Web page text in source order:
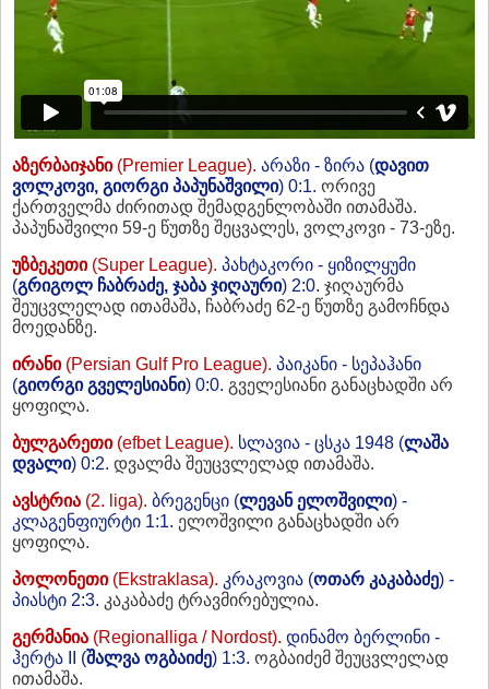
აზერბაიჯანი (Premier League). არაზი - ზირა (დავით
ვოლკოვი, გიორგი პაპუნაშვილი) 0:1. ორივე
ქართველმა ძირითად შემადგენლობაში ითამაშა.
პაპუნაშვილი 59-ე წუთზე შეცვალეს, ვოლკოვი - 73-ეზე.
უზბეკეთი (Super League). პახტაკორი - ყიზილყუმი
(გრიგოლ ჩაბრაძე, ჯაბა ჯიღაური) 2:0. ჯიღაურმა
შეუცვლელად ითამაშა, ჩაბრაძე 62-ე წუთზე გამოჩნდა
მოედანზე.
ირანი(Persian Gulf Pro League). პაიკანი - სეპაჰანი
(გიორგი გველესიანი) 0:0. გველესიანი განაცხადში არ
ყოფილა.
ბულგარეთი(efbet League). სლავია - ცსკა 1948 (ლაშა
დვალი) 0:2. დვალმა შეუცვლელად ითამაშა.
ავსტრია (2. liga). ბრეგენცი (ლევან ელოშვილი) -
კლაგენფიურტი 1:1. ელოშვილი განაცხადში არ
ყოფილა.
პოლონეთი (Ekstraklasa). კრაკოვია (ოთარ კაკაბაძე) -
პიასტი 2:3. კაკაბაძე ტრავმირებულია.
გერმანია (Regionalliga / Nordost). დინამო ბერლინი -
ჰერტა II (შალვა ოგბაიძე) 1:3. ოგბაიძემ შეუცვლელად
ითამაშა.